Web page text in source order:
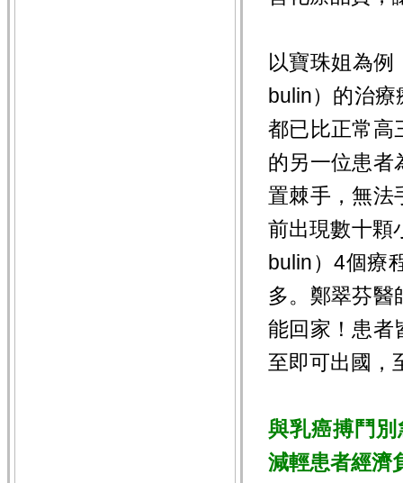
以寶珠姐為
bulin）的治
都已比正常高
的另一位患者
置棘手，無法
前出現數十顆
bulin）4個療
多。鄭翠芬醫
能回家！患者
至即可出國，
與乳癌搏鬥
減輕患者經濟